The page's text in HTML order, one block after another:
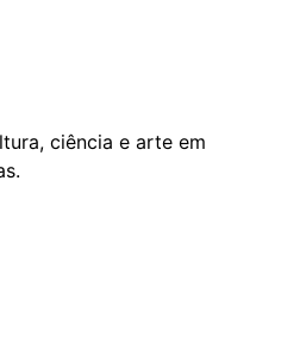
ciência e arte em